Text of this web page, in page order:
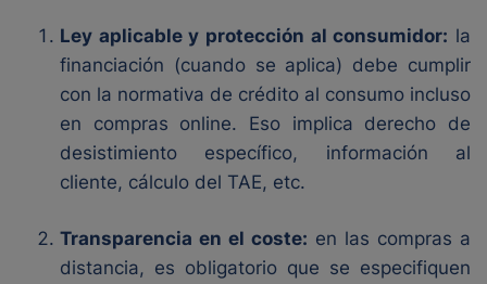
Ley aplicable y protección al consumidor: la
financiación (cuando se aplica) debe cumplir
con la normativa de crédito al consumo incluso
en compras online. Eso implica derecho de
desistimiento específico, información al
cliente, cálculo del TAE, etc.
Transparencia en el coste: en las compras a
distancia, es obligatorio que se especifiquen